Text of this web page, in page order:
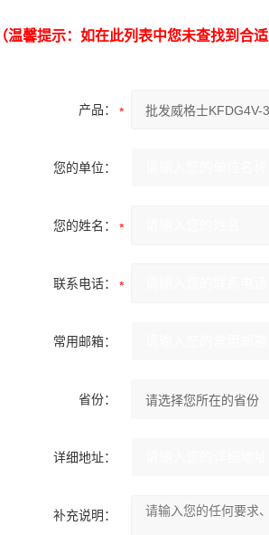
（温馨提示：如在此列表中您未查找到合
产品：
您的单位：
您的姓名：
联系电话：
常用邮箱：
省份：
详细地址：
补充说明：